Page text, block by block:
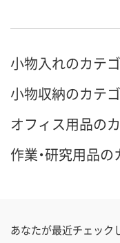
小物入れのカテ
小物収納のカテ
オフィス用品の
作業・研究用品
あなたが最近チェック